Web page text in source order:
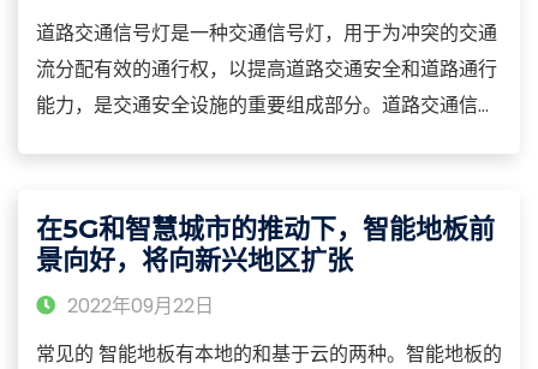
道路交通信号灯是一种交通信号灯，用于为冲突的交通
流分配有效的通行权，以提高道路交通安全和道路通行
能力，是交通安全设施的重要组成部分。道路交通信号
在5G和智慧城市的推动下，智能地板前
景向好，将向新兴地区扩张
2022年09月22日
常见的 智能地板有本地的和基于云的两种。智能地板的